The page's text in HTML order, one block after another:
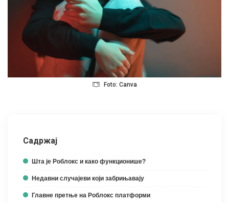
Foto: Canva
Садржај
Шта је Роблокс и како функционише?
Недавни случајеви који забрињавају
Главне претње на Роблокс платформи